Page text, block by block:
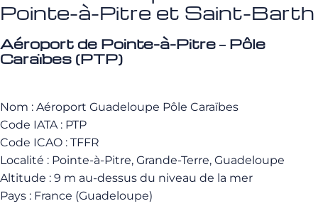
Pointe-à-Pitre et Saint-Barth
Aéroport de Pointe-à-Pitre – Pôle
Caraïbes (PTP)
Nom : Aéroport Guadeloupe Pôle Caraïbes
Code IATA : PTP
Code ICAO : TFFR
Localité : Pointe-à-Pitre, Grande-Terre, Guadeloupe
Altitude : 9 m au-dessus du niveau de la mer
Pays : France (Guadeloupe)